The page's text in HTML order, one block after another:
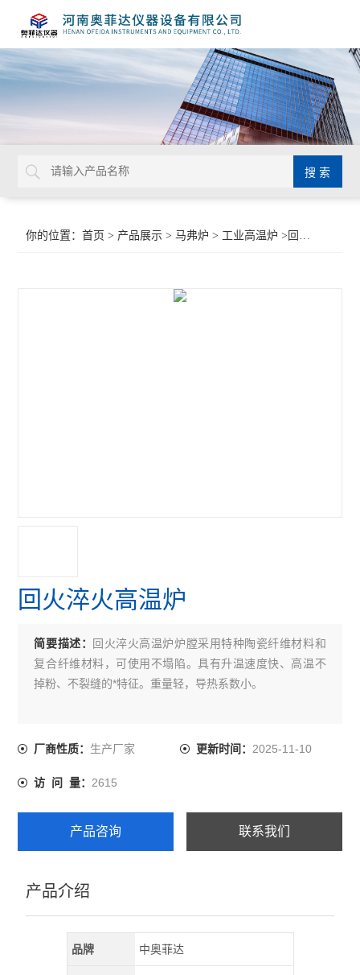
你的位置：首页 > 产品展示 >马弗炉 > 工业高温炉 >回火淬火高温炉
回火淬火高温炉
简要描述：
回火淬火高温炉炉膛采用特种陶瓷纤维材料和
复合纤维材料，可使用不塌陷。具有升温速度快、高温不
掉粉、不裂缝的*特征。重量轻，导热系数小。
厂商性质： 生产厂家 更新时间： 2025-11-10
访 问 量：2615
产品咨询 联系我们
产品介绍
品牌 中奥菲达